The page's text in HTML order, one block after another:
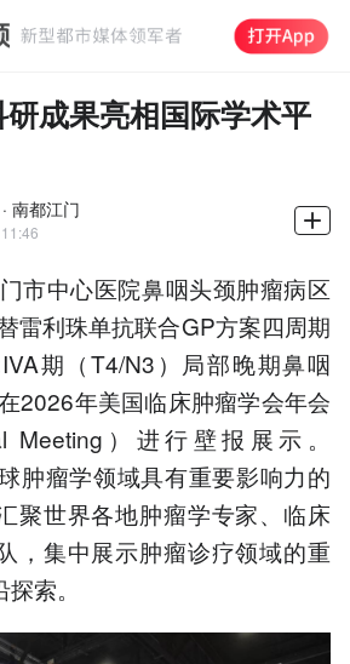
成果亮相国际学术平
南都江门
市中心医院鼻咽头颈肿瘤病区
雷利珠单抗联合GP方案四周期
期（T4/N3）局部晚期鼻咽
2026年美国临床肿瘤学会年会
Meeting）进行壁报展示。
肿瘤学领域具有重要影响力的
聚世界各地肿瘤学专家、临床
，集中展示肿瘤诊疗领域的重
索。